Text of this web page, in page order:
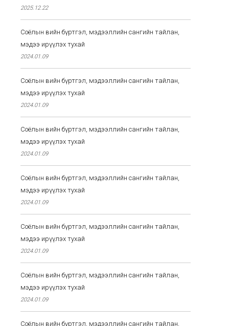
2025.12.22
Соёлын өвийн бүртгэл, мэдээллийн сангийн тайлан,
мэдээ ирүүлэх тухай
2024.01.09
Соёлын өвийн бүртгэл, мэдээллийн сангийн тайлан,
мэдээ ирүүлэх тухай
2024.01.09
Соёлын өвийн бүртгэл, мэдээллийн сангийн тайлан,
мэдээ ирүүлэх тухай
2024.01.09
Соёлын өвийн бүртгэл, мэдээллийн сангийн тайлан,
мэдээ ирүүлэх тухай
2024.01.09
Соёлын өвийн бүртгэл, мэдээллийн сангийн тайлан,
мэдээ ирүүлэх тухай
2024.01.09
Соёлын өвийн бүртгэл, мэдээллийн сангийн тайлан,
мэдээ ирүүлэх тухай
2024.01.09
Соёлын өвийн бүртгэл, мэдээллийн сангийн тайлан,